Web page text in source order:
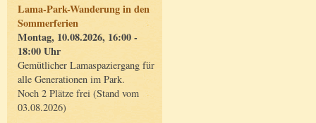
Lama-Park-Wanderung in den
Sommerferien
Montag, 10.08.2026, 16:00 -
18:00 Uhr
Gemütlicher Lamaspaziergang für
alle Generationen im Park.
Noch 2 Plätze frei (Stand vom
03.08.2026)